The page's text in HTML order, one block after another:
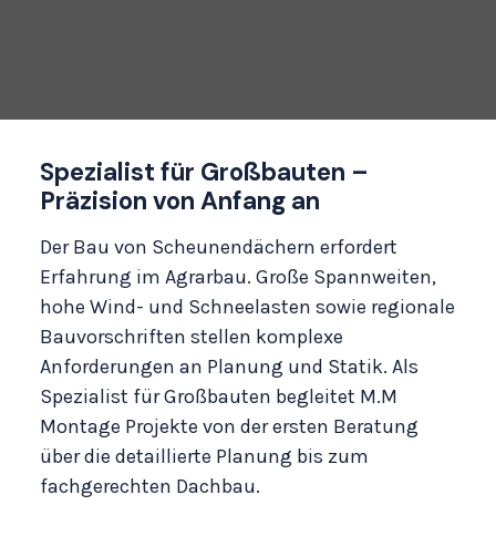
Spezialist für Großbauten –
Präzision von Anfang an
Der Bau von Scheunendächern erfordert
Erfahrung im Agrarbau. Große Spannweiten,
hohe Wind- und Schneelasten sowie regionale
Bauvorschriften stellen komplexe
Anforderungen an Planung und Statik. Als
Spezialist für Großbauten begleitet M.M
Montage Projekte von der ersten Beratung
über die detaillierte Planung bis zum
fachgerechten Dachbau.